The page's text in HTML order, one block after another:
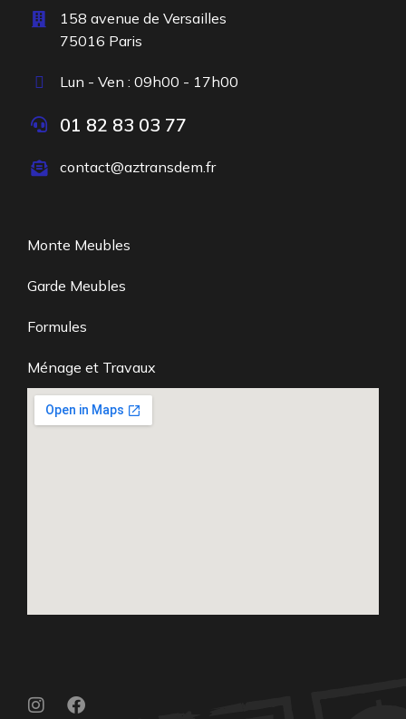
158 avenue de Versailles
75016 Paris
Lun - Ven : 09h00 - 17h00
01 82 83 03 77
contact@aztransdem.fr
Monte Meubles
Garde Meubles
Formules
Ménage et Travaux